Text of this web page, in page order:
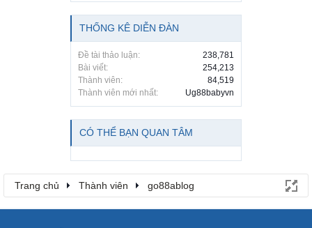
THỐNG KÊ DIỄN ĐÀN
Đề tài thảo luận:
238,781
Bài viết:
254,213
Thành viên:
84,519
Thành viên mới nhất:
Ug88babyvn
CÓ THỂ BẠN QUAN TÂM
Trang chủ Thành viên go88ablog